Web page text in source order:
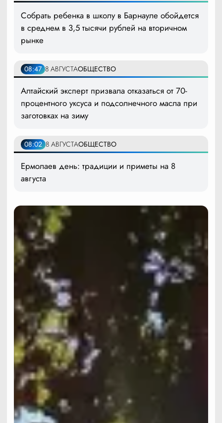
Собрать ребенка в школу в Барнауле обойдется
в среднем в 3,5 тысячи рублей на вторичном
рынке
08:47 8 АВГУСТАОБЩЕСТВО
Алтайский эксперт призвала отказаться от 70-
процентного уксуса и подсолнечного масла при
заготовках на зиму
08:02 8 АВГУСТАОБЩЕСТВО
Ермолаев день: традиции и приметы на 8
августа